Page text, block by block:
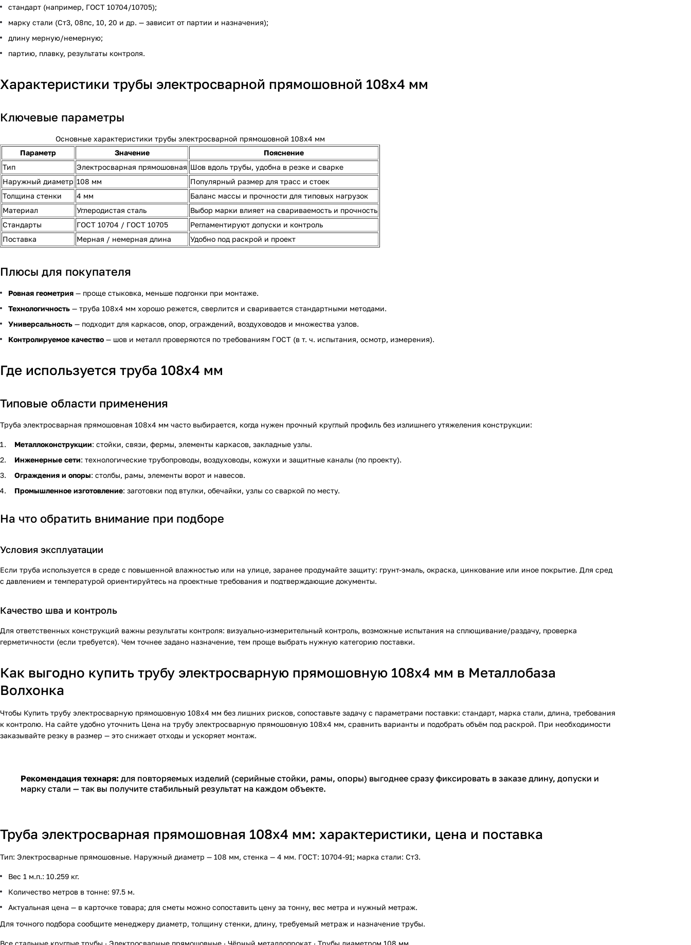
стандарт (например, ГОСТ 10704/10705);
марку стали (Ст3, 08пс, 10, 20 и др. — зависит от партии и назначения);
длину мерную/немерную;
партию, плавку, результаты контроля.
Характеристики трубы электросварной прямошовной 108х4 мм
Ключевые параметры
Основные характеристики трубы электросварной прямошовной 108х4 мм
Параметр
Значение
Пояснение
Тип
Электросварная прямошовная Шов вдоль трубы, удобна в резке и сварке
Наружный диаметр 108 мм
Популярный размер для трасс и стоек
Толщина стенки
4 мм
Баланс массы и прочности для типовых нагрузок
Материал
Углеродистая сталь
Выбор марки влияет на свариваемость и прочность
Стандарты
ГОСТ 10704 / ГОСТ 10705
Регламентируют допуски и контроль
Поставка
Мерная / немерная длина Удобно под раскрой и проект
Плюсы для покупателя
Ровная геометрия — проще стыковка, меньше подгонки при монтаже.
Технологичность — труба 108х4 мм хорошо режется, сверлится и сваривается стандартными методами.
Универсальность — подходит для каркасов, опор, ограждений, воздуховодов и множества узлов.
Контролируемое качество — шов и металл проверяются по требованиям ГОСТ (в т. ч. испытания, осмотр, измерения).
Где используется труба 108х4 мм
Типовые области применения
Труба электросварная прямошовная 108х4 мм часто выбирается, когда нужен прочный круглый профиль без излишнего утяжеления конструкции:
Металлоконструкции: стойки, связи, фермы, элементы каркасов, закладные узлы.
Инженерные сети: технологические трубопроводы, воздуховоды, кожухи и защитные каналы (по проекту).
Ограждения и опоры: столбы, рамы, элементы ворот и навесов.
Промышленное изготовление: заготовки под втулки, обечайки, узлы со сваркой по месту.
На что обратить внимание при подборе
Условия эксплуатации
Если труба используется в среде с повышенной влажностью или на улице, заранее продумайте защиту: грунт-эмаль, окраска, цинкование или иное покрытие. Для сред
с давлением и температурой ориентируйтесь на проектные требования и подтверждающие документы.
Качество шва и контроль
Для ответственных конструкций важны результаты контроля: визуально-измерительный контроль, возможные испытания на сплющивание/раздачу, проверка
герметичности (если требуется). Чем точнее задано назначение, тем проще выбрать нужную категорию поставки.
Как выгодно купить трубу электросварную прямошовную 108х4 мм в Металлобаза
Волхонка
Чтобы Купить трубу электросварную прямошовную 108х4 мм без лишних рисков, сопоставьте задачу с параметрами поставки: стандарт, марка стали, длина, требования
к контролю. На сайте удобно уточнить Цена на трубу электросварную прямошовную 108х4 мм, сравнить варианты и подобрать объём под раскрой. При необходимости
заказывайте резку в размер — это снижает отходы и ускоряет монтаж.
Рекомендация технаря: для повторяемых изделий (серийные стойки, рамы, опоры) выгоднее сразу фиксировать в заказе длину, допуски и
марку стали — так вы получите стабильный результат на каждом объекте.
Труба электросварная прямошовная 108х4 мм: характеристики, цена и поставка
Тип: Электросварные прямошовные. Наружный диаметр — 108 мм, стенка — 4 мм. ГОСТ: 10704-91; марка стали: Ст3.
Вес 1 м.п.: 10.259 кг.
Количество метров в тонне: 97.5 м.
Актуальная цена — в карточке товара; для сметы можно сопоставить цену за тонну, вес метра и нужный метраж.
Для точного подбора сообщите менеджеру диаметр, толщину стенки, длину, требуемый метраж и назначение трубы.